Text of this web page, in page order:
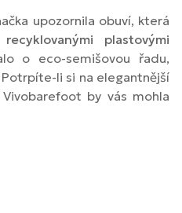
upozornila obuví, která
plastovými
o eco-semišovou řadu,
li si na elegantnější
by vás mohla